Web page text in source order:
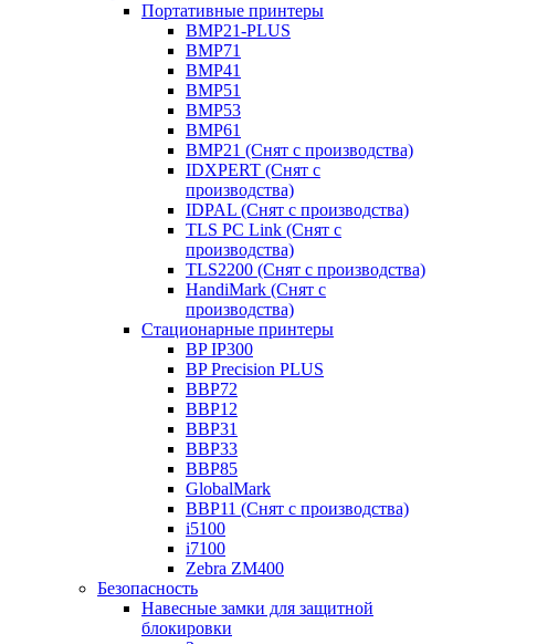
Портативные принтеры
BMP21-PLUS
BMP71
BMP41
BMP51
BMP53
BMP61
BMP21 (Снят с производства)
IDXPERT (Снят с
производства)
IDPAL (Снят с производства)
TLS PC Link (Снят с
производства)
TLS2200 (Снят с производства)
HandiMark (Снят с
производства)
Стационарные принтеры
BP IP300
BP Precision PLUS
BBP72
BBP12
BBP31
BBP33
BBP85
GlobalMark
BBP11 (Снят с производства)
i5100
i7100
Zebra ZM400
Безопасность
Навесные замки для защитной
блокировки